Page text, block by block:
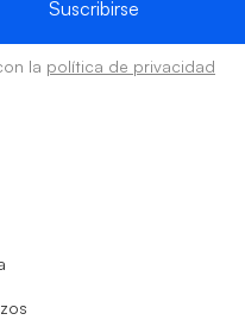
la política de privacidad